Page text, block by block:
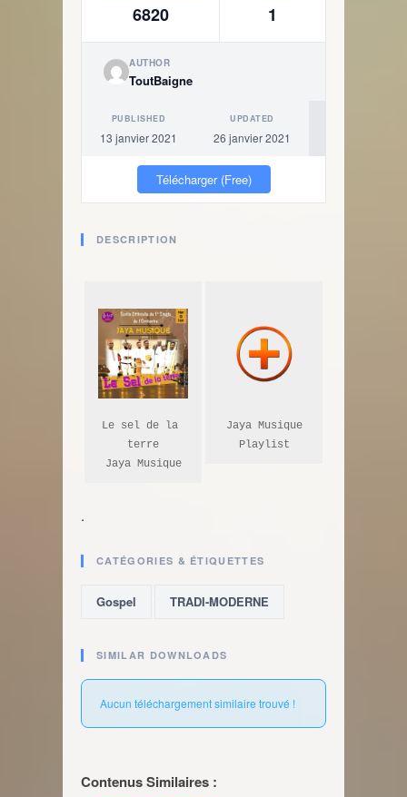
6820 1
AUTHOR
ToutBaigne
PUBLISHED
13 janvier 2021
UPDATED
26 janvier 2021
Télécharger (Free)
DESCRIPTION
Le sel de la
terre
Jaya Musique
Jaya Musique
Playlist
.
CATÉGORIES & ÉTIQUETTES
Gospel TRADI-MODERNE
SIMILAR DOWNLOADS
Aucun téléchargement similaire trouvé !
Contenus Similaires :